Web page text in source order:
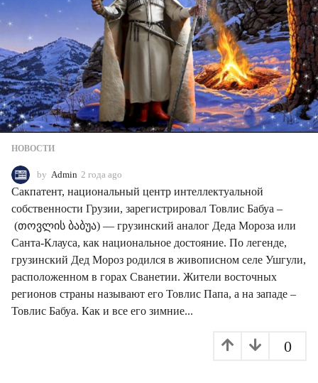
НОВОСТИ
by Admin 2 года ago
г
д
а
a
o
Сакпатент, национальный центр интеллектуальной
собственности Грузии, зарегистрировал Товлис Бабуа –
(თოვლის ბაბუა) — грузинский аналог Деда Мороза или
Санта-Клауса, как национальное достояние. По легенде,
грузинский Дед Мороз родился в живописном селе Ушгули,
расположенном в горах Сванетии. Жители восточных
регионов страны называют его Товлис Папа, а на западе –
Товлис Бабуа. Как и все его зимние...
0